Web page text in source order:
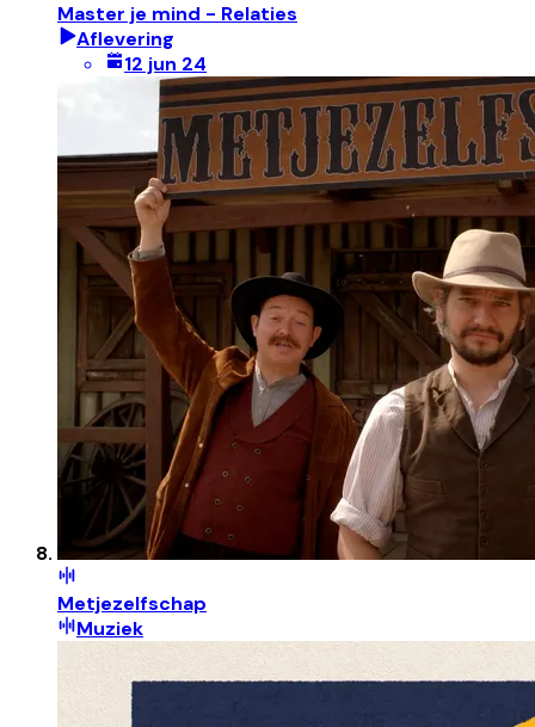
Master je mind - Relaties
Aflevering
12 jun 24
Metjezelfschap
Muziek